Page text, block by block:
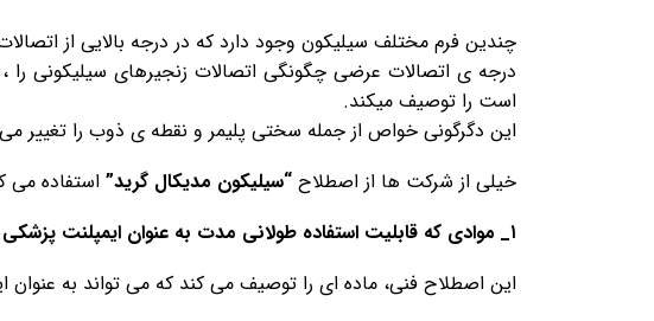
چندین فرم مختلف سیلیکون وجود دارد که در درجه بالایی از
درجه ی اتصالات عرضی چگونگی اتصالات زنجیرهای سیلیکونی
است را توصیف میکند.
این دگرگونی خواص از جمله سختی پلیمر و نقطه ی ذوب را تغییر
خیلی از شرکت ها از اصطلاح “سیلیکون مدیکال گرید”استفاده می
۱_ موادی که قابلیت استفاده طولانی مدت به عنوان ایمپلنت پزشکی را دارند:
این اصطلاح فنی، ماده ای را توصیف می کند که می تواند به عنوان